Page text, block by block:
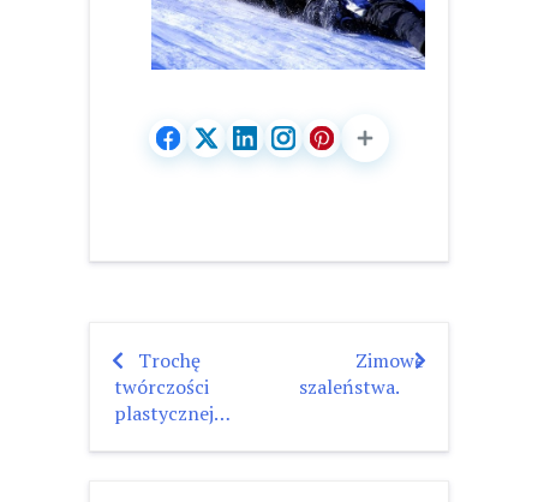
Nawigacja
wpisu
Trochę
twórczości
plastycznej…
Zimowe
szaleństwa.